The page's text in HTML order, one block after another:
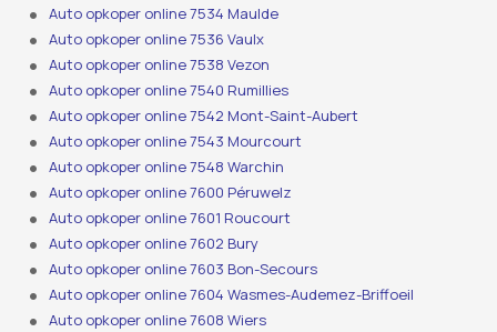
Auto opkoper online 7534 Maulde
Auto opkoper online 7536 Vaulx
Auto opkoper online 7538 Vezon
Auto opkoper online 7540 Rumillies
Auto opkoper online 7542 Mont-Saint-Aubert
Auto opkoper online 7543 Mourcourt
Auto opkoper online 7548 Warchin
Auto opkoper online 7600 Péruwelz
Auto opkoper online 7601 Roucourt
Auto opkoper online 7602 Bury
Auto opkoper online 7603 Bon-Secours
Auto opkoper online 7604 Wasmes-Audemez-Briffoeil
Auto opkoper online 7608 Wiers